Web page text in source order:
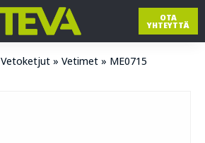
OTA
YHTEYTTÄ
Vetoketjut » Vetimet » ME0715